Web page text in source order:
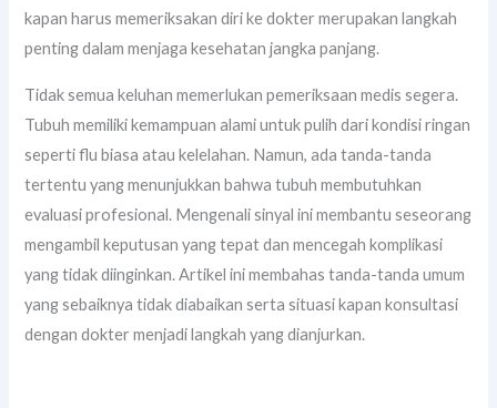
kapan harus memeriksakan diri ke dokter merupakan langkah
penting dalam menjaga kesehatan jangka panjang.
Tidak semua keluhan memerlukan pemeriksaan medis segera.
Tubuh memiliki kemampuan alami untuk pulih dari kondisi ringan
seperti flu biasa atau kelelahan. Namun, ada tanda-tanda
tertentu yang menunjukkan bahwa tubuh membutuhkan
evaluasi profesional. Mengenali sinyal ini membantu seseorang
mengambil keputusan yang tepat dan mencegah komplikasi
yang tidak diinginkan. Artikel ini membahas tanda-tanda umum
yang sebaiknya tidak diabaikan serta situasi kapan konsultasi
dengan dokter menjadi langkah yang dianjurkan.